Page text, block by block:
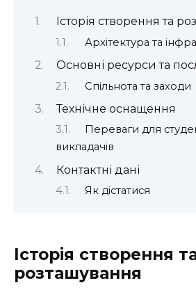
Історія створення та
Архітектура та
Основні ресурси та
Спільнота та заходи
Технічне оснащення
Переваги для
викладачів
Контактні дані
Як дістатися
Історія створення
розташування